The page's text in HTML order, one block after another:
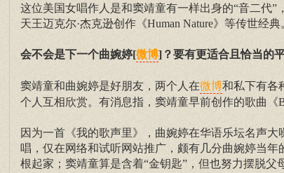
这位美国女唱作人是和窦靖童有一样出身的“音二代”
天王迈克尔·杰克逊创作《Human Nature》等传世经典
会不会是下一个曲婉婷[微博]？要有更适合且恰当的
窦靖童和曲婉婷是好朋友，两个人在微博和私下有各
个人互相欣赏。有消息指，窦靖童早前创作的歌曲《
因为一首《我的歌声里》，曲婉婷在华语乐坛名声
唱，仅在网络和试听网站推广，颇有几分曲婉婷当
根起家；窦靖童算是含着“金钥匙”，但也努力摆脱父